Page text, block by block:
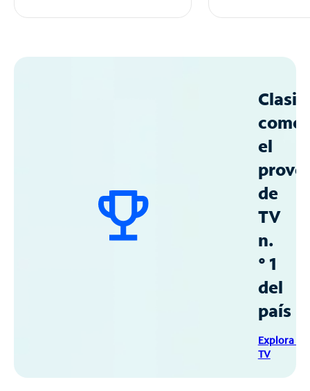
como
el
de
TV
n.
° 1
del
país
Explora
TV